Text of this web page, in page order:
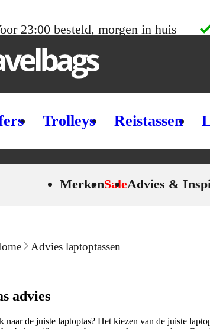
23:00 besteld, morgen in huis
Trolleys Reistassen
MerkenSaleAdvies &
Advies laptoptassen
advies
naar de juiste laptoptas? Het kiezen van de juiste